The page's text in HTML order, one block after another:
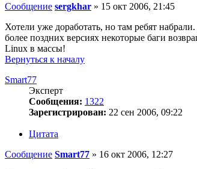
Сообщение sergkhar » 15 окт 2006, 21:45
Хотели уже доработать, но там ребят
более поздних версиях некоторые баги
Linux в массы!
Вернуться к началу
Smart77
Эксперт
Сообщения: 1322
Зарегистрирован: 22 сен 2006, 09:22
Цитата
Сообщение Smart77 » 16 окт 2006, 12:27